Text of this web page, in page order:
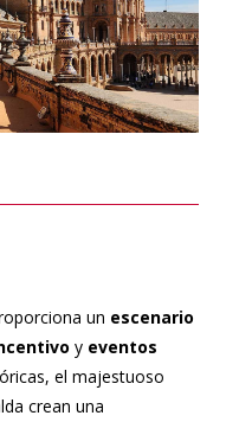
un escenario
y eventos
el majestuoso
crean una